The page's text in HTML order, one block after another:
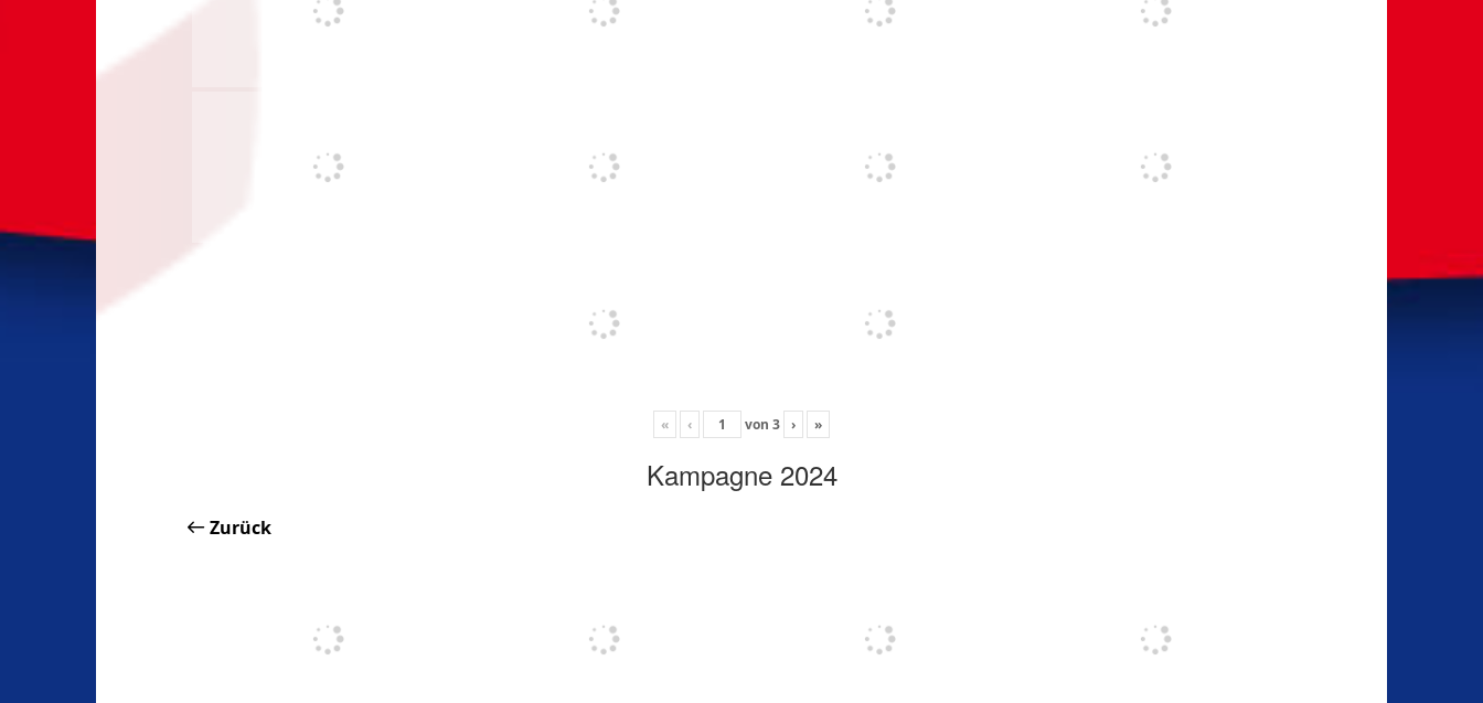
« ‹ von 3 › »
Kampagne 2024
Zurück